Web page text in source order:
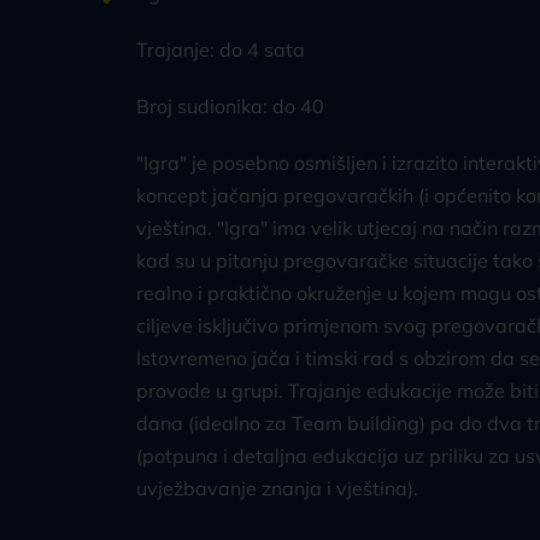
Trajanje: do 4 sata
Broj sudionika: do 40
"Igra" je posebno osmišljen i izrazito
koncept jačanja pregovaračkih (i općenito
vještina. "Igra" ima velik utjecaj na način
kad su u pitanju pregovaračke situacije
realno i praktično okruženje u kojem mogu
ciljeve isključivo primjenom svog
Istovremeno jača i timski rad s obzirom da
provode u grupi. Trajanje edukacije može
dana (idealno za Team building) pa do dva
(potpuna i detaljna edukacija uz priliku za
uvježbavanje znanja i vještina).